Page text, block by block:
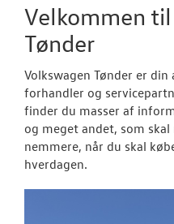
Velkommen
Tønder
Volkswagen Tønder er
forhandler og
finder du masser af
og meget andet, som
nemmere, når du skal
hverdagen.